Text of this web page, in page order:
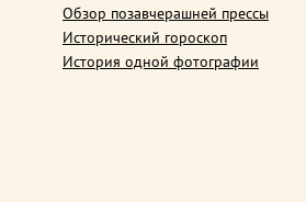
Обзор позавчерашней прессы
Исторический гороскоп
История одной фотографии